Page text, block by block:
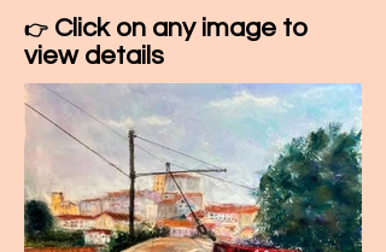
👉 Click on any image to
view details